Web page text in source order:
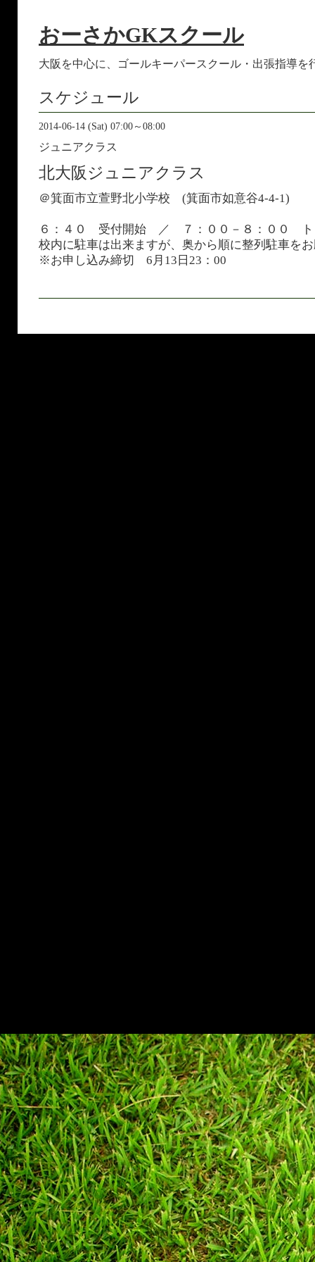
おーさかGKスクール
大阪を中心に、ゴールキーパースクール・出張指導を
スケジュール
2014-06-14 (Sat) 07:00～08:00
ジュニアクラス
北大阪ジュニアクラス
＠箕面市立萱野北小学校 (箕面市如意谷4-4-1)
６：４０ 受付開始 ／ ７：００－８：００ ト
校内に駐車は出来ますが、奥から順に整列駐車を
※お申し込み締切 6月13日23：00